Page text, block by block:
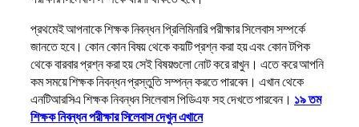
প্রথমেই আপনাকে শিক্ষক নিবন্ধন প্রিলিমিনারি পরীক্ষার সিলেবাস সম্পর্কে
জানতে হবে। কোন কোন বিষয় থেকে কয়টি প্রশ্ন করা হয় এবং কোন টপিক
থেকে বারবার প্রশ্ন করা হয় সেই বিষয়গুলো নোট করে রাখুন। এতে করে আপনি
কম সময়ে শিক্ষক নিবন্ধন প্রস্তুতি সম্পন্ন করতে পারবেন। এখান থেকে
এনটিআরসিএ শিক্ষক নিবন্ধন সিলেবাস পিডিএফ সহ দেখতে পারবেন। ১৯ তম
শিক্ষক নিবন্ধন পরীক্ষার সিলেবাস দেখুন এখানে